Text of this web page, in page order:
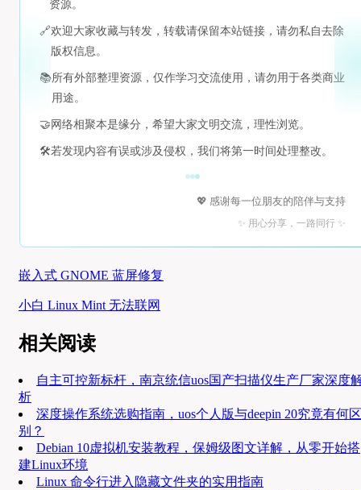
资源。
🔗欢迎大家收藏与转发，转载请保留本站链接，请勿私自去除
版权信息。
📚所有外部整理资源，仅作学习交流使用，请勿用于各类商业
用途。
🤝 网络相聚本是缘分，希望大家文明交流，理性浏览。
🛠️若发现内容有误或涉及侵权，我们将第一时间处理整改。
💖 感谢每一位朋友的陪伴与支持
✨ 用心分享，一路同行 ✨
嵌入式 GNOME 蓝屏修复
小白 Linux Mint 无法联网
相关阅读
自主可控新标杆，南京统信uos国产扫描仪生产厂家深度
析
深度操作系统选购指南，uos个人版与deepin 20究竟有何区
别？
Debian 10虚拟机安装教程，保姆级图文详解，从零开始搭
建Linux环境
Linux 命令行进入隐藏文件夹的实用指南